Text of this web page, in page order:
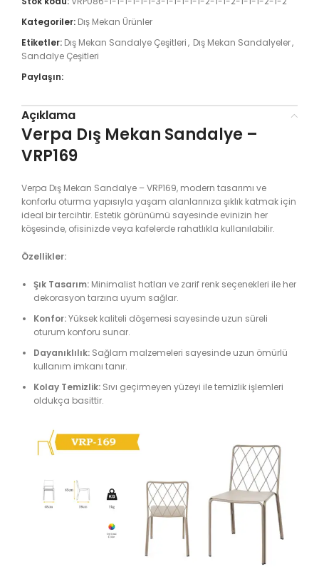
Kategoriler: Dış Mekan Ürünler
Etiketler: Dış Mekan Sandalye Çeşitleri, Dış Mekan Sandalyeler,
Sandalye Çeşitleri
Paylaşın:
Açıklama
Verpa Dış Mekan Sandalye –
VRP169
Verpa Dış Mekan Sandalye – VRP169, modern tasarımı ve
konforlu oturma yapısıyla yaşam alanlarınıza şıklık katmak için
ideal bir tercihtir. Estetik görünümü sayesinde evinizin her
köşesinde, ofisinizde veya kafelerde rahatlıkla kullanılabilir.
Özellikler:
Şık Tasarım: Minimalist hatları ve zarif renk seçenekleri ile her
dekorasyon tarzına uyum sağlar.
Konfor:Yüksek kaliteli döşemesi sayesinde uzun süreli
oturum konforu sunar.
Dayanıklılık: Sağlam malzemeleri sayesinde uzun ömürlü
kullanım imkanı tanır.
Kolay Temizlik: Sıvı geçirmeyen yüzeyi ile temizlik işlemleri
oldukça basittir.